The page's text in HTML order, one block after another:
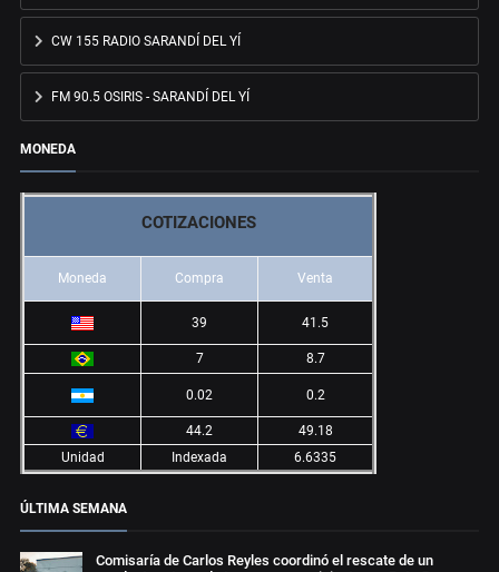
CW 155 RADIO SARANDÍ DEL YÍ
FM 90.5 OSIRIS - SARANDÍ DEL YÍ
MONEDA
COTIZACIONES
Moneda Compra Venta
39 41.5
7 8.7
0.02 0.2
44.2
49.18
Unidad
Indexada 6.6335
ÚLTIMA SEMANA
Comisaría de Carlos Reyles coordinó el rescate de un